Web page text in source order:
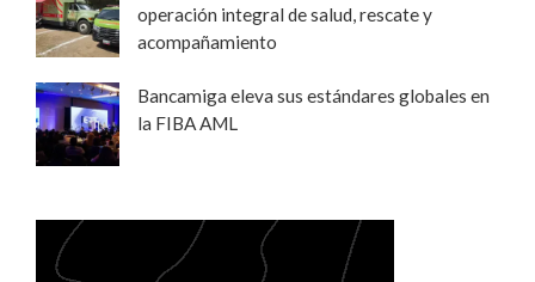
operación integral de salud, rescate y
acompañamiento
Bancamiga eleva sus estándares globales en
la FIBA AML